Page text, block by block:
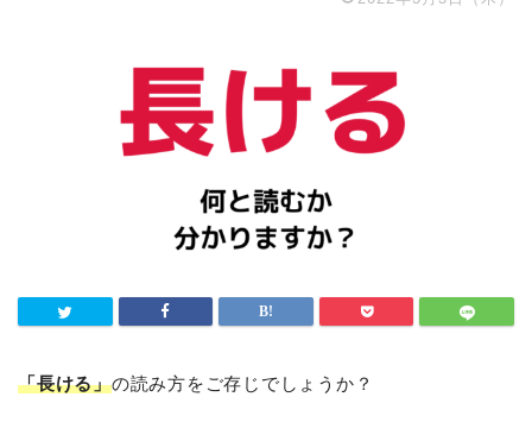
「長ける」の読み方をご存じでしょうか？